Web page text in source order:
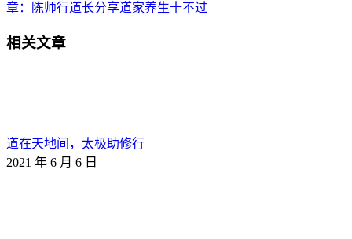
章：
陈师行道长分享道家养生十不过
相关文章
道在天地间，太极助修行
2021 年 6 月 6 日